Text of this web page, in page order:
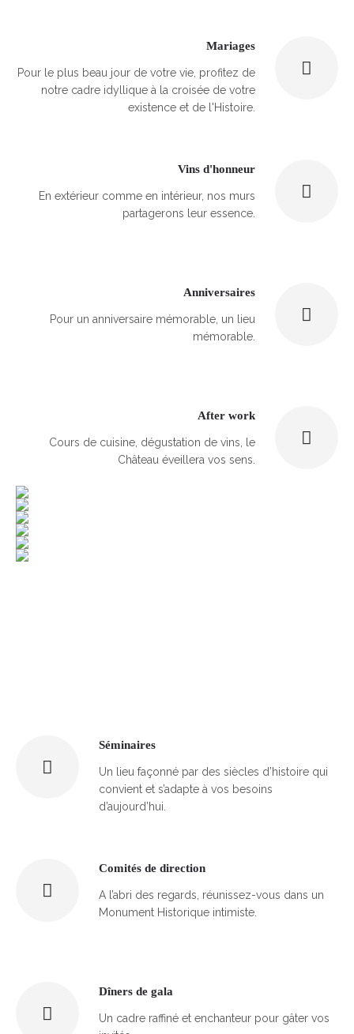
Mariages
Pour le plus beau jour de votre vie, profitez de
notre cadre idyllique à la croisée de votre
existence et de l'Histoire.
Vins d'honneur
En extérieur comme en intérieur, nos murs
partagerons leur essence.
Anniversaires
Pour un anniversaire mémorable, un lieu
mémorable.
After work
Cours de cuisine, dégustation de vins, le
Château éveillera vos sens.
Séminaires
Un lieu façonné par des siècles d’histoire qui
convient et s’adapte à vos besoins
d’aujourd’hui.
Comités de direction
A l’abri des regards, réunissez-vous dans un
Monument Historique intimiste.
Dîners de gala
Un cadre raffiné et enchanteur pour gâter vos